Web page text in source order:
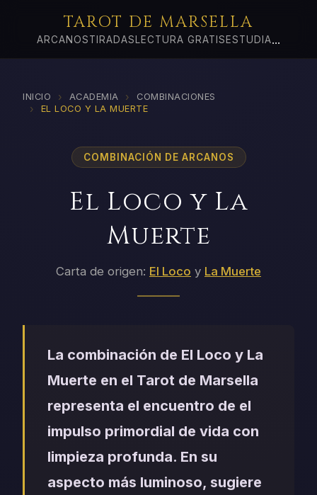
TAROT DE MARSELLA
ARCANOSTIRADAS LECTURA GRATIS ESTUDIA...
INICIO › ACADEMIA › COMBINACIONES
› EL LOCO Y LA MUERTE
COMBINACIÓN DE ARCANOS
El Loco y La
Muerte
Carta de origen: El Loco y La Muerte
La combinación de El Loco y La
Muerte en el Tarot de Marsella
representa el encuentro de el
impulso primordial de vida con
limpieza profunda. En su
aspecto más luminoso, sugiere